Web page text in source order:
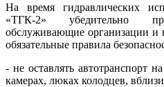
На время гидравлических
«ТГК-2» убедительно
обслуживающие организации и
обязательные правила
- не оставлять автотранспорт
камерах, люках колодцев,